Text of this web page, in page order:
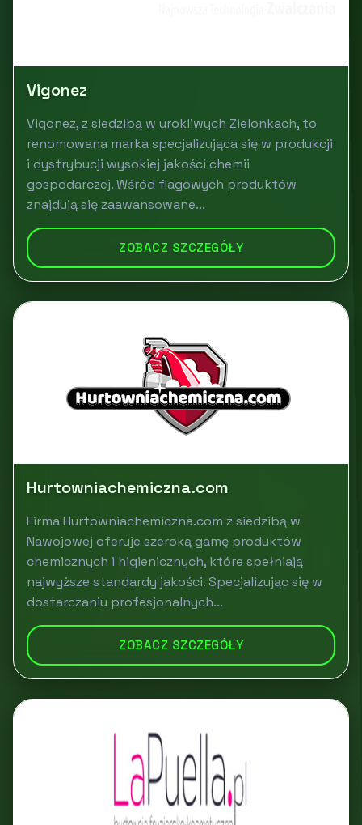
Vigonez
Vigonez, z siedzibą w urokliwych Zielonkach, to
renomowana marka specjalizująca się w produkcji
i dystrybucji wysokiej jakości chemii
gospodarczej. Wśród flagowych produktów
znajdują się zaawansowane...
ZOBACZ SZCZEGÓŁY
Hurtowniachemiczna.com
Firma Hurtowniachemiczna.com z siedzibą w
Nawojowej oferuje szeroką gamę produktów
chemicznych i higienicznych, które spełniają
najwyższe standardy jakości. Specjalizując się w
dostarczaniu profesjonalnych...
ZOBACZ SZCZEGÓŁY